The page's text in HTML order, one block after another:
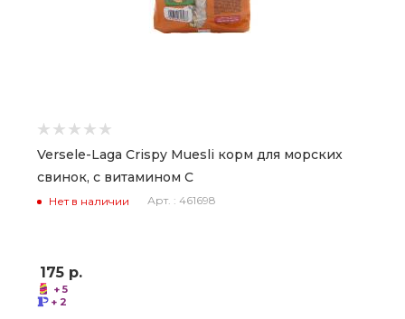
Versele-Laga Crispy Muesli корм для морских
свинок, с витамином С
Нет в наличии Арт. : 461698
175 р.
+ 5
+ 2